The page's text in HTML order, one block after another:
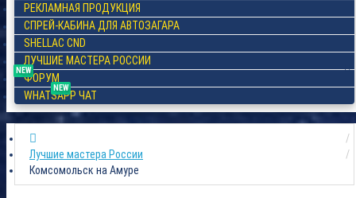
РЕКЛАМНАЯ ПРОДУКЦИЯ
СПРЕЙ-КАБИНА ДЛЯ АВТОЗАГАРА
SHELLAC CND
ЛУЧШИЕ МАСТЕРА РОССИИ
NEW
ФОРУМ
NEW
WHATSAPP ЧАТ
Лучшие мастера России
Комсомольск на Амуре